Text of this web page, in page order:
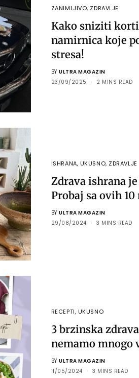
ZANIMLJIVO, ZDRAVLJE
Kako sniziti
namirnica koje
stresa!
BY ULTRA MAGAZIN
23/09/2025
2 MINS READ
ISHRANA, UKUSNO, ZDRAVLJE
Zdrava ishrana
Probaj sa ovih
BY ULTRA MAGAZIN
29/08/2024
3 MINS READ
RECEPTI, UKUSNO
3 brzinska
nemamo mnogo
BY ULTRA MAGAZIN
11/05/2024
3 MINS READ